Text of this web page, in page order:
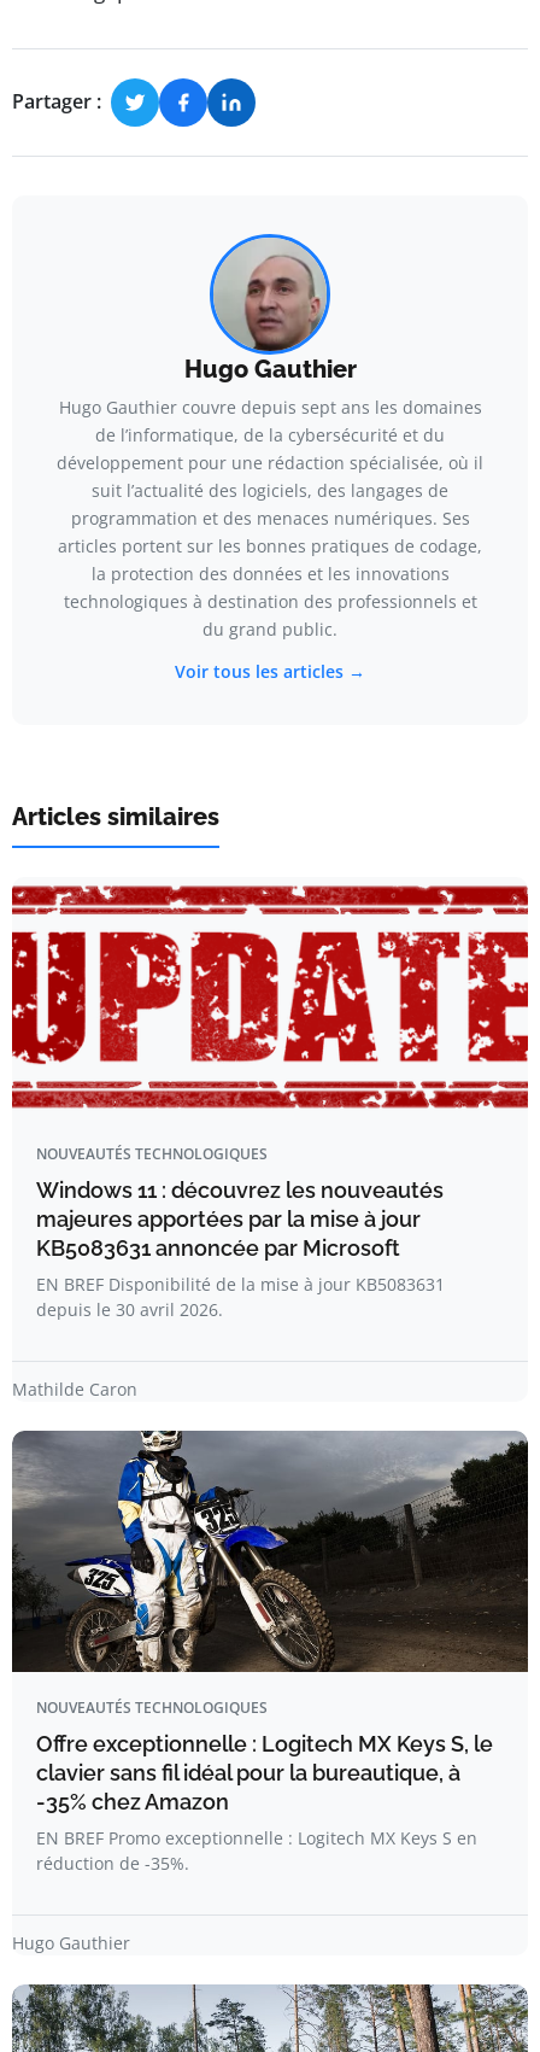
Partager :
Hugo Gauthier
Hugo Gauthier couvre depuis sept ans les domaines
de l’informatique, de la cybersécurité et du
développement pour une rédaction spécialisée, où il
suit l’actualité des logiciels, des langages de
programmation et des menaces numériques. Ses
articles portent sur les bonnes pratiques de codage,
la protection des données et les innovations
technologiques à destination des professionnels et
du grand public.
Voir tous les articles →
Articles similaires
NOUVEAUTÉS TECHNOLOGIQUES
Windows 11 : découvrez les nouveautés
majeures apportées par la mise à jour
KB5083631 annoncée par Microsoft
EN BREF Disponibilité de la mise à jour KB5083631
depuis le 30 avril 2026.
Mathilde Caron
NOUVEAUTÉS TECHNOLOGIQUES
Offre exceptionnelle : Logitech MX Keys S, le
clavier sans fil idéal pour la bureautique, à
-35% chez Amazon
EN BREF Promo exceptionnelle : Logitech MX Keys S en
réduction de -35%.
Hugo Gauthier